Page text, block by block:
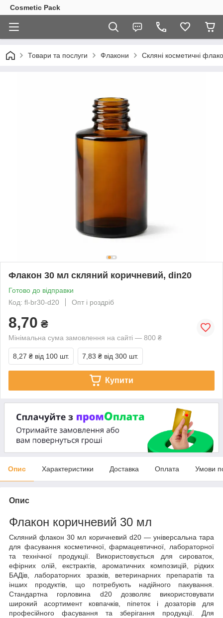
Cosmetic Pack
Товари та послуги Флакони Скляні косметичні
Флакон 30 мл скляний коричневий, din20
Готово до відправки
Код: fl-br30-d20
Опт і роздріб
8,70 ₴
Мінімальна сума замовлення на сайті — 800 ₴
8,27 ₴ від 100 шт. 7,83 ₴ від 300 шт.
Купити
Опис Характеристики Доставка Оплата Умови
Опис
Флакон коричневий 30 мл
Скляний флакон 30 мл коричневий d20 — універсальна тара
для фасування косметичної, фармацевтичної, лабораторної
та технічної продукції. Використовується для сироваток,
ефірних олій, екстрактів, ароматичних композицій, рідких
БАДів, лабораторних зразків, ветеринарних препаратів та
інших продуктів, що потребують надійного пакування.
Стандартна горловина d20 дозволяє використовувати
широкий асортимент ковпачків, піпеток і дозаторів для
професійного фасування та зберігання продукції. Для